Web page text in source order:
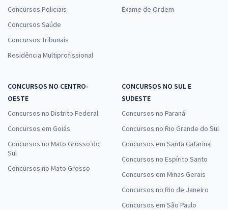
Concursos Policiais
Concursos Saúde
Concursos Tribunais
Residência Multiprofissional
Exame de Ordem
CONCURSOS NO CENTRO-
OESTE
Concursos no Distrito Federal
Concursos em Goiás
Concursos no Mato Grosso do
Sul
Concursos no Mato Grosso
CONCURSOS NO SUL E
SUDESTE
Concursos no Paraná
Concursos no Rio Grande do Sul
Concursos em Santa Catarina
Concursos no Espírito Santo
Concursos em Minas Gerais
Concursos no Rio de Janeiro
Concursos em São Paulo